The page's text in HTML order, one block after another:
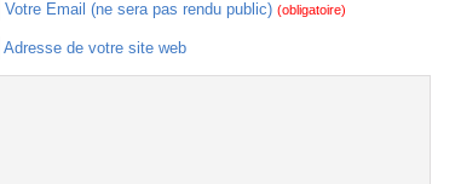
Votre Email (ne sera pas rendu public) (obligatoire)
Adresse de votre site web